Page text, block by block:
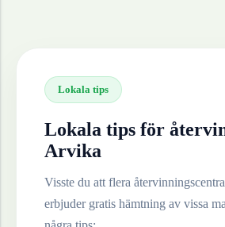
Lokala tips
Lokala tips för
Arvika
Visste du att flera
erbjuder gratis hämtning av vissa